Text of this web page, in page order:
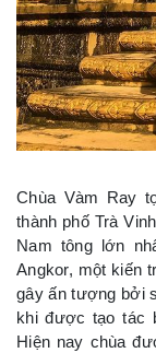
Chùa Vàm Ray
thành phố Trà
Nam tông lớn
Angkor, một kiến
gây ấn tượng bởi
khi được tạo tác
Hiện nay chùa